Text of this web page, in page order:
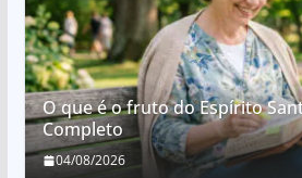
O que é o fruto do Espírito
Completo
04/08/2026